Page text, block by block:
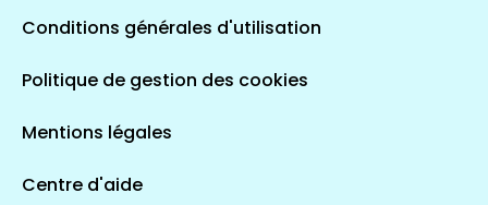
Conditions générales d'utilisation
Politique de gestion des cookies
Mentions légales
Centre d'aide